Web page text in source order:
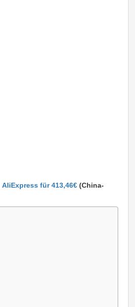
AliExpress für 413,46€ (China-